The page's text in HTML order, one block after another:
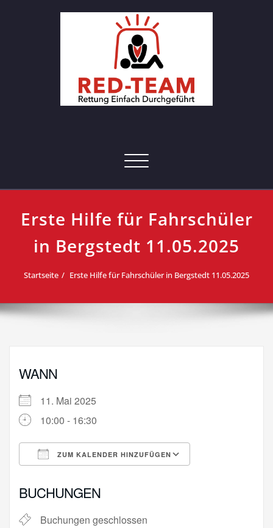
Hamburg
Toggle navigation
Erste Hilfe für Fahrschüler
in Bergstedt 11.05.2025
Startseite Erste Hilfe für Fahrschüler in Bergstedt 11.05.2025
WANN
11. Mai 2025
10:00 - 16:30
ZUM KALENDER HINZUFÜGEN
BUCHUNGEN
Buchungen geschlossen